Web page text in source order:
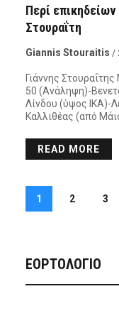
Περί επικηδείων
Στουραΐτη
Giannis Stouraitis /
Γιάννης
50 (Ανάληψη)-
Λίνδου (ύψος ΙΚΑ)-
Καλλιθέας (από
READ MORE
1 2 3
ΕΟΡΤΟΛΟΓΙΟ